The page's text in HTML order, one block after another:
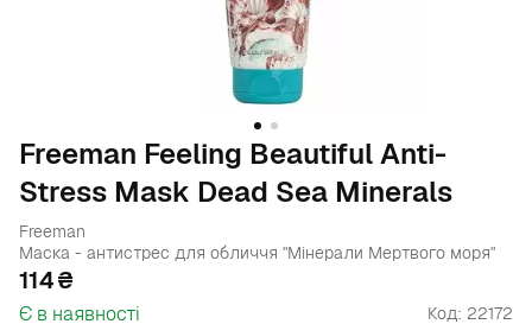
Freeman Feeling Beautiful Anti-
Stress Mask Dead Sea Minerals
Freeman
Маска - антистрес для обличчя "Мінерали Мертвого моря"
114
Є в наявності Код: 22172